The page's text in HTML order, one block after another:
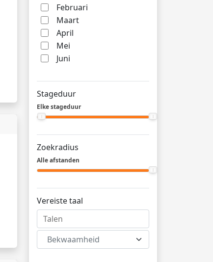
Februari
Maart
April
Mei
Juni
Stageduur
Elke stageduur
Zoekradius
Alle afstanden
Vereiste taal
Bekwaamheid